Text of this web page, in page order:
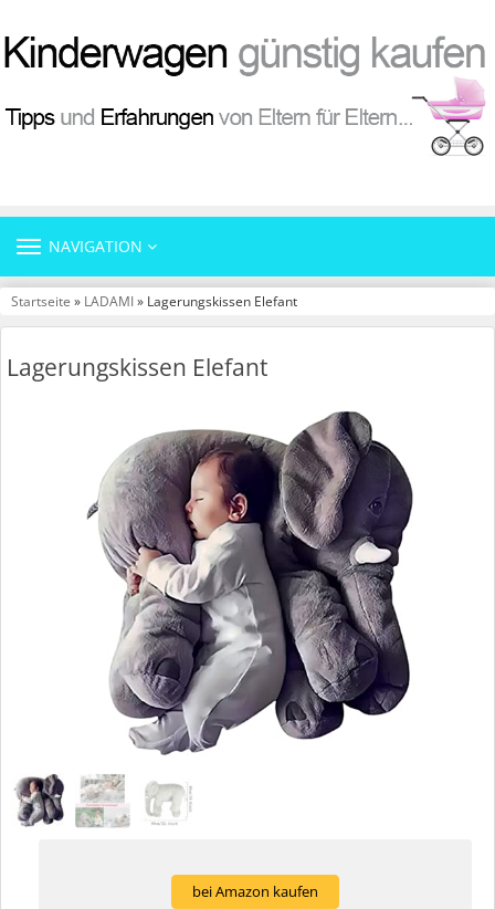
TOGGLE
NAVIGATION
Startseite » LADAMI» Lagerungskissen Elefant
Lagerungskissen Elefant
bei Amazon kaufen